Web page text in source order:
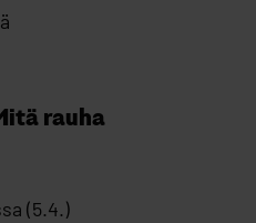
rauha
(5.4.)